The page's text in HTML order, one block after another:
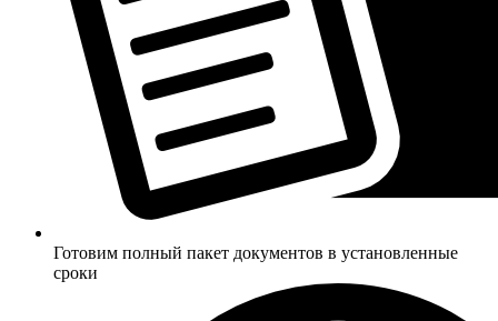
Готовим полный пакет документов в установленные
сроки